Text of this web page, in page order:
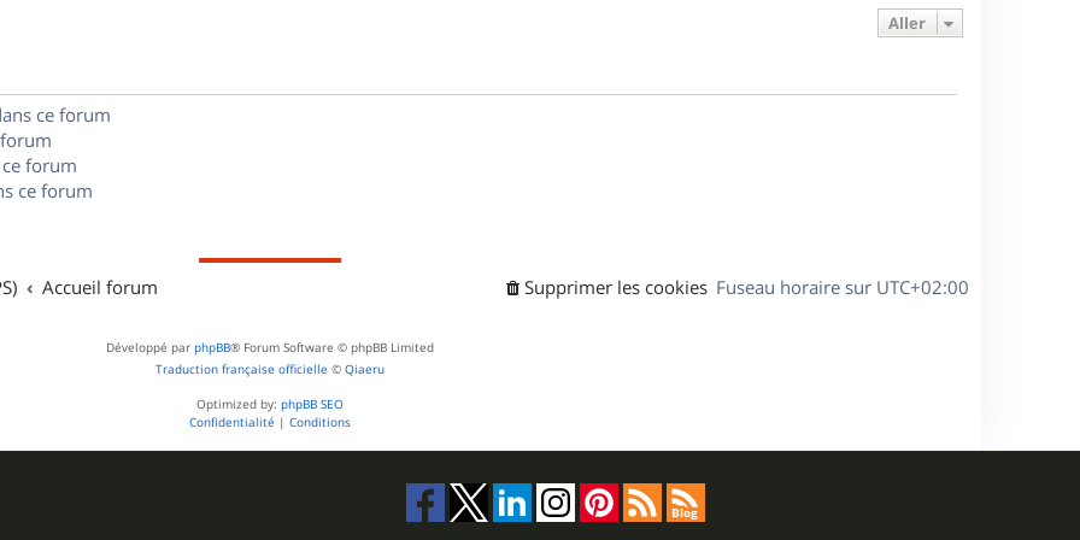
g
s
Aller
ce forum
forum
ce forum
Accueil forum Fuseau horaire sur UTC+02:00
Supprimer les cookies
Développé par phpBB® Forum Software © phpBB Limited
Traduction française officielle © Qiaeru
Optimized by: phpBB SEO
Confidentialité | Conditions